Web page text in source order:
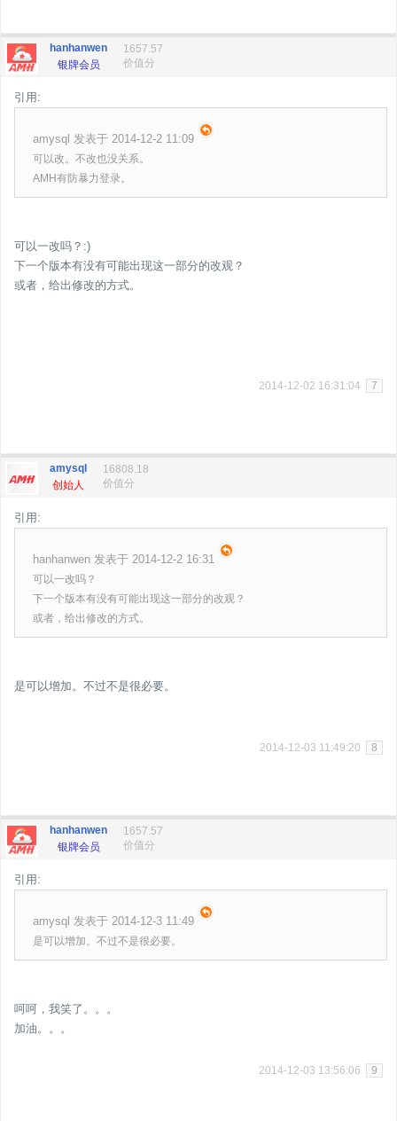
hanhanwen
银牌会员
1657.57
价值分
引用:
amysql 发表于 2014-12-2 11:09
可以改。不改也没关系。
AMH有防暴力登录。
可以一改吗？:)
下一个版本有没有可能出现这一部分的改观？
或者，给出修改的方式。
2014-12-02 16:31:04 7
amysql
创始人
16808.18
价值分
引用:
hanhanwen 发表于 2014-12-2 16:31
可以一改吗？
下一个版本有没有可能出现这一部分的改观？
或者，给出修改的方式。
是可以增加。不过不是很必要。
2014-12-03 11:49:20 8
hanhanwen
银牌会员
1657.57
价值分
引用:
amysql 发表于 2014-12-3 11:49
是可以增加。不过不是很必要。
呵呵，我笑了。。。
加油。。。
2014-12-03 13:56:06 9